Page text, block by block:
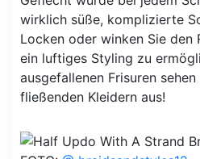
wirklich süße, komplizierte
Locken oder winken Sie den
ein luftiges Styling zu
ausgefallenen Frisuren
fließenden Kleidern aus!